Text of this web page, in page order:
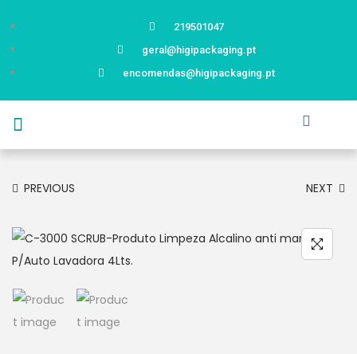
219501047
geral@higipackaging.pt
encomendas@higipackaging.pt
PREVIOUS NEXT